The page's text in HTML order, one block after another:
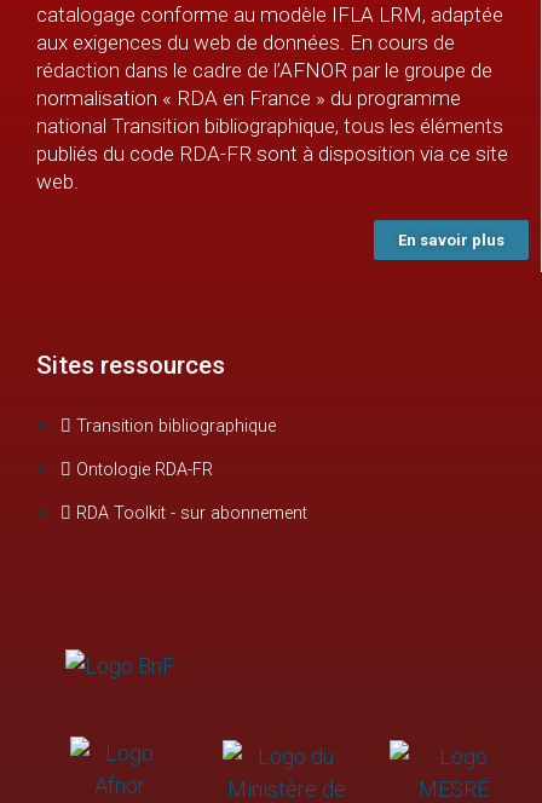
catalogage conforme au modèle IFLA LRM, adaptée
aux exigences du web de données. En cours de
rédaction dans le cadre de l’AFNOR par le groupe de
normalisation « RDA en France » du programme
national Transition bibliographique, tous les éléments
publiés du code RDA-FR sont à disposition via ce site
web.
En savoir plus
Sites ressources
Transition bibliographique
Ontologie RDA-FR
RDA Toolkit - sur abonnement